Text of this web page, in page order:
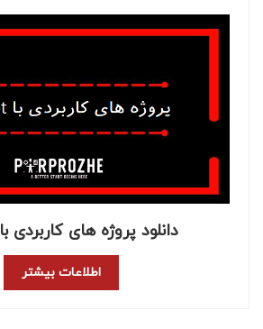
دانلود پروژه های کاربردی با Vb.net
اطلاعات بیشتر